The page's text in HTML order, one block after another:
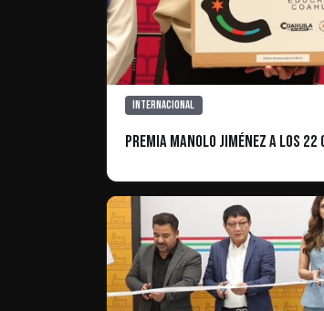
Internacional
Premia Manolo Jiménez a los